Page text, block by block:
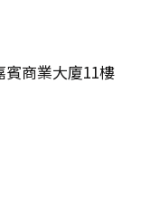
賓商業大廈11樓